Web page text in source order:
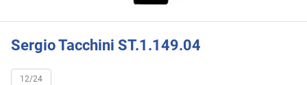
Sergio Tacchini ST.1.149.04
12/24